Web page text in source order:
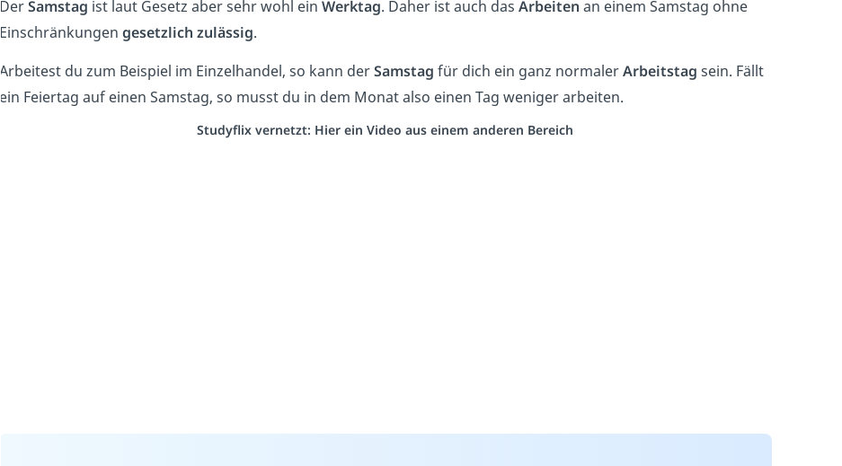
DerSamstag ist laut Gesetz aber sehr wohl ein Werktag. Daher ist auch das Arbeiten an einem Samstag ohne
Einschränkungen gesetzlich zulässig.
Arbeitest du zum Beispiel im Einzelhandel, so kann derSamstag für dich ein ganz normalerArbeitstag sein. Fällt
ein Feiertag auf einen Samstag, so musst du in dem Monat also einen Tag weniger arbeiten.
Studyflix vernetzt: Hier ein Video aus einem anderen Bereich